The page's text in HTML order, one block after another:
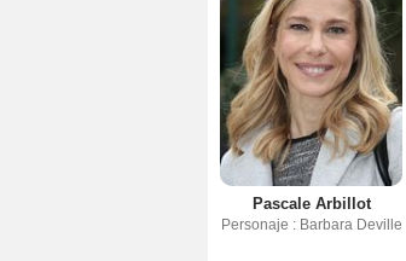
Pascale Arbillot
Personaje : Barbara Deville